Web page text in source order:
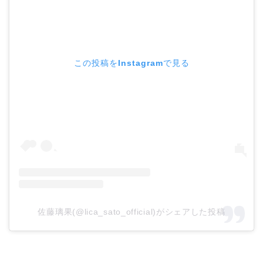
この投稿をInstagramで見る
佐藤璃果(@lica_sato_official)がシェアした投稿